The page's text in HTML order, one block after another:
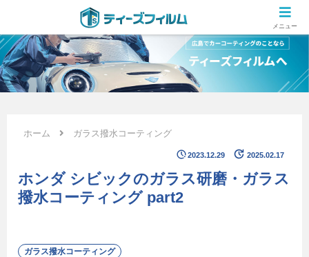
広島のカーコーティング専門店 ティーズフィルムの施工ブログ
ホーム ガラス撥水コーティング
2023.12.29 2025.02.17
ホンダ シビックのガラス研磨・ガラス
撥水コーティング part2
ガラス撥水コーティング
メニュー